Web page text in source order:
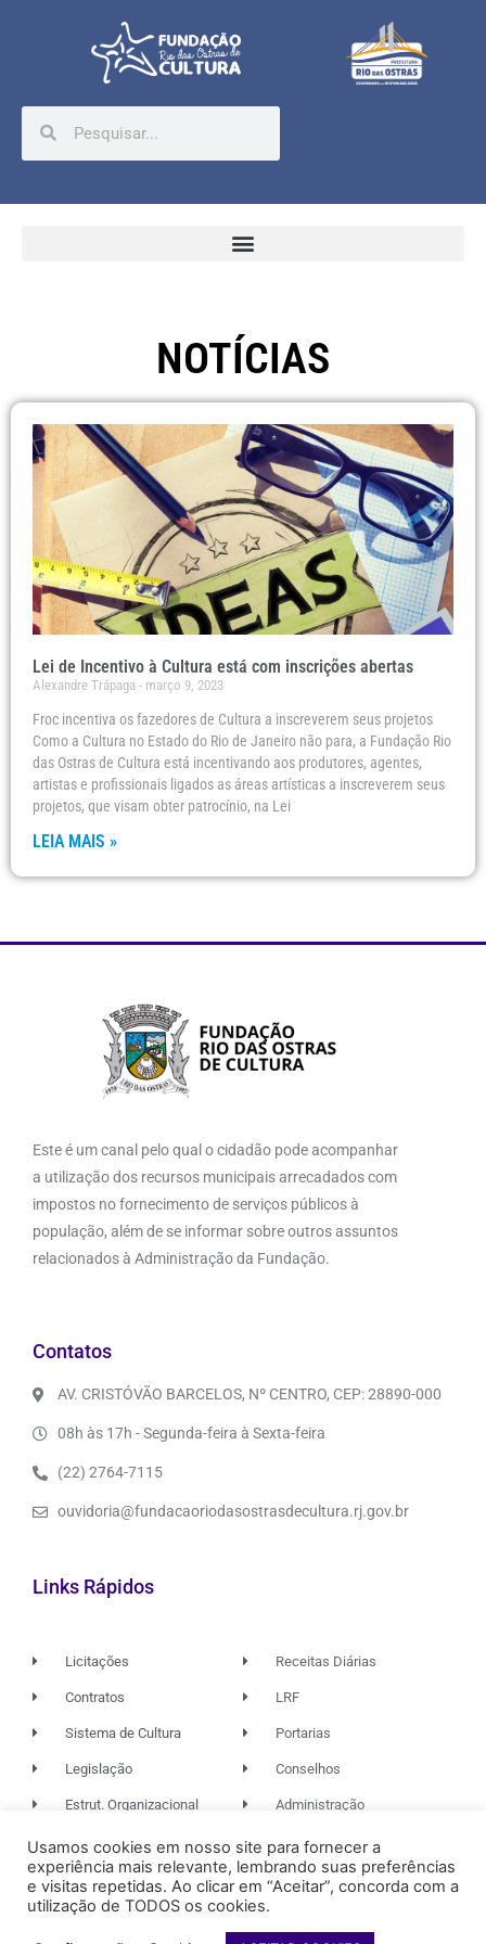
NOTÍCIAS
Lei de Incentivo à Cultura está com inscrições abertas
Alexandre Trápaga março 9, 2023
Froc incentiva os fazedores de Cultura a inscreverem seus projetos
Como a Cultura no Estado do Rio de Janeiro não para, a Fundação Rio
das Ostras de Cultura está incentivando aos produtores, agentes,
artistas e profissionais ligados as áreas artísticas a inscreverem seus
projetos, que visam obter patrocínio, na Lei
LEIA MAIS »
Este é um canal pelo qual o cidadão pode acompanhar
a utilização dos recursos municipais arrecadados com
impostos no fornecimento de serviços públicos à
população, além de se informar sobre outros assuntos
relacionados à Administração da Fundação.
Contatos
AV. CRISTÓVÃO BARCELOS, Nº CENTRO, CEP: 28890-000
08h às 17h - Segunda-feira à Sexta-feira
(22) 2764-7115
ouvidoria@fundacaoriodasostrasdecultura.rj.gov.br
Links Rápidos
Licitações
Contratos
Sistema de Cultura
Legislação
Estrut. Organizacional
Receitas Diárias
LRF
Portarias
Conselhos
Administração
© 2026. TODOS OS DIREITOS RESERVADOS.
Usamos cookies em nosso site para fornecer a
experiência mais relevante, lembrando suas preferências
e visitas repetidas. Ao clicar em “Aceitar”, concorda com a
utilização de TODOS os cookies.